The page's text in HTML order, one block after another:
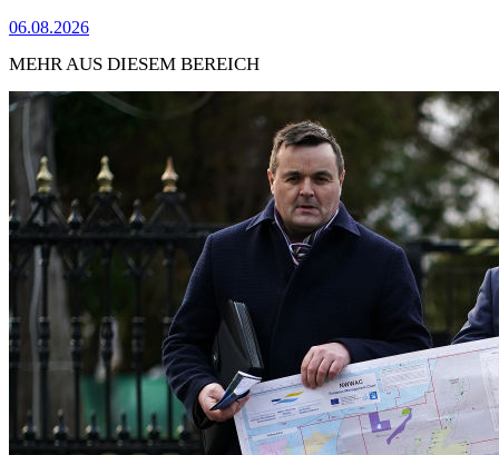
06.08.2026
MEHR AUS DIESEM BEREICH